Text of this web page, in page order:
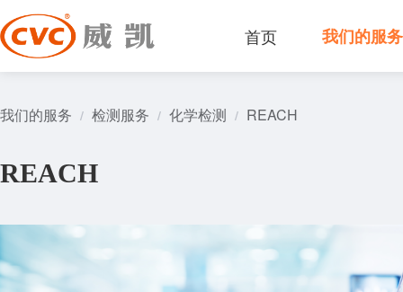
首页 我们的服务
我们的服务 / 检测服务 / 化学检测 / REACH
REACH